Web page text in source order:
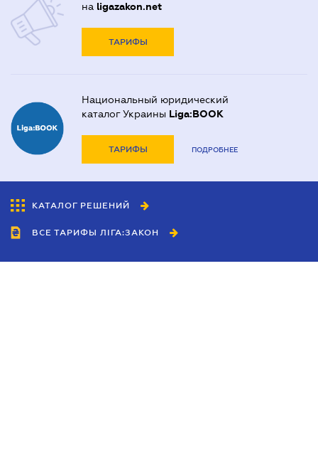
на ligazakon.net
ТАРИФЫ
Национальный юридический
каталог Украины Liga:BOOK
ТАРИФЫ ПОДРОБНЕЕ
КАТАЛОГ РЕШЕНИЙ
ВСЕ ТАРИФЫ ЛІГА:ЗАКОН